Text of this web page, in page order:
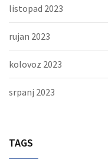
listopad 2023
rujan 2023
kolovoz 2023
srpanj 2023
TAGS